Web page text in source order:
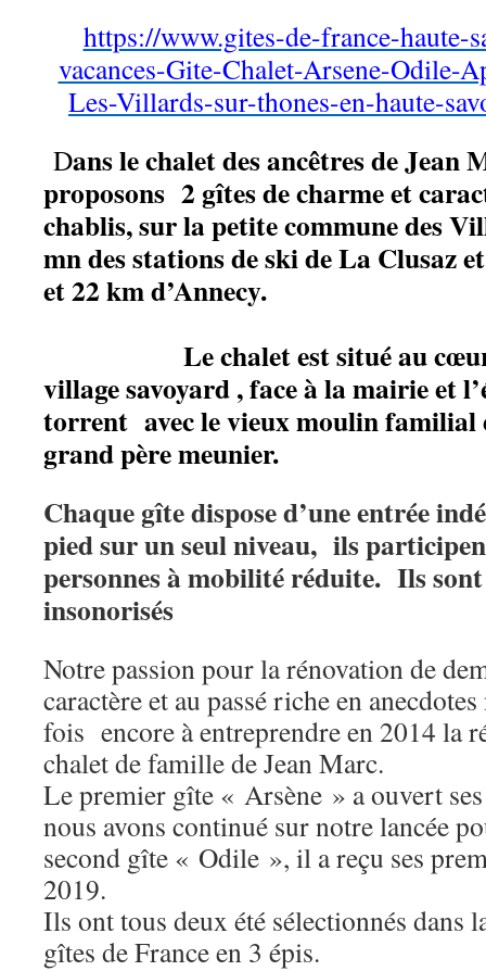
https://www.gites-de-france-haute-
vacances-Gite-Chalet-Arsene-Odile-
Les-Villards-sur-thones-en-haute-
Dans le chalet des ancêtres de Jean
proposons 2 gîtes de charme et
chablis, sur la petite commune des
mn des stations de ski de La Clusaz
et 22 km d’Annecy.
Le chalet est situé au cœur
village savoyard , face à la mairie et
torrent avec le vieux moulin familial
grand père meunier.
Chaque gîte dispose d’une entrée
pied sur un seul niveau, ils
personnes à mobilité réduite. Ils
insonorisés
Notre passion pour la rénovation de
caractère et au passé riche en
fois encore à entreprendre en 2014 la
chalet de famille de Jean Marc.
Le premier gîte « Arsène » a ouvert
nous avons continué sur notre lancée
second gîte « Odile », il a reçu ses
2019.
Ils ont tous deux été sélectionnés dans
gîtes de France en 3 épis.